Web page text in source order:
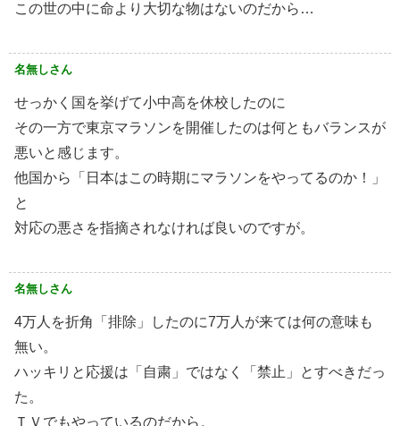
この世の中に命より大切な物はないのだから…
名無しさん
せっかく国を挙げて小中高を休校したのに
その一方で東京マラソンを開催したのは何ともバランスが
悪いと感じます。
他国から「日本はこの時期にマラソンをやってるのか！」
と
対応の悪さを指摘されなければ良いのですが。
名無しさん
4万人を折角「排除」したのに7万人が来ては何の意味も
無い。
ハッキリと応援は「自粛」ではなく「禁止」とすべきだっ
た。
ＴＶでもやっているのだから。